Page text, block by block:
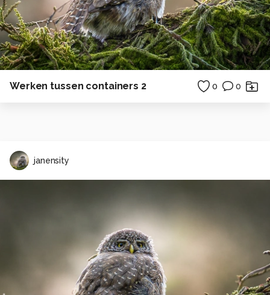
Werken tussen containers 2 0 0
janensity